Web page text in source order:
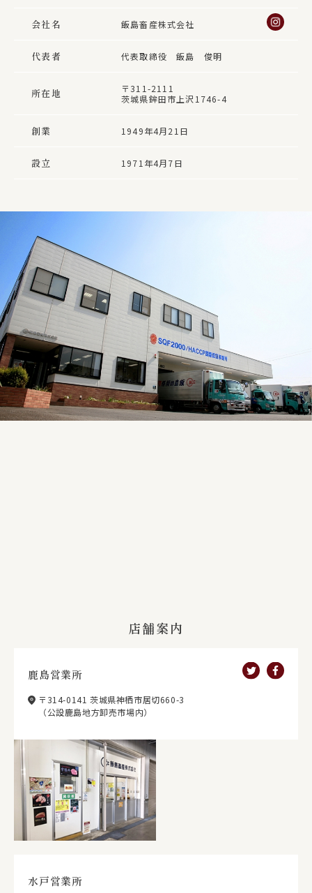
会社名 飯島畜産株式会社
代表者 代表取締役 飯島 俊明
所在地
〒311-2111
茨城県鉾田市上沢1746-4
創業 1949年4月21日
設立 1971年4月7日
店舗案内
鹿島営業所
〒314-0141 茨城県神栖市居切660-3
（公設鹿島地方卸売市場内）
水戸営業所